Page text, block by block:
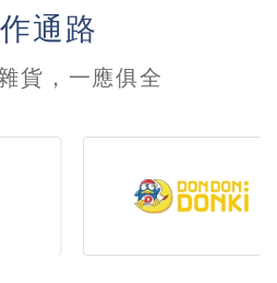
通路
貨，一應俱全